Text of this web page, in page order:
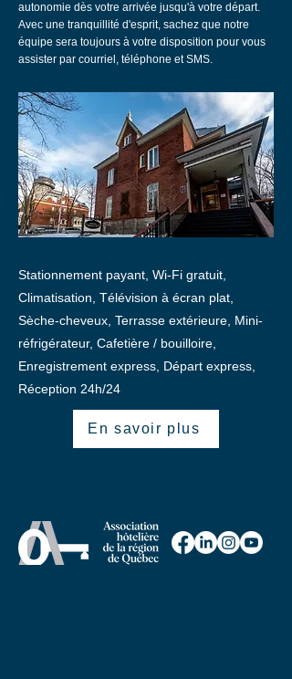
autonomie dès votre arrivée jusqu'à votre départ.
Avec une tranquillité d'esprit, sachez que notre
équipe sera toujours à votre disposition pour vous
assister par courriel, téléphone et SMS.
Stationnement payant, Wi-Fi gratuit,
Climatisation, Télévision à écran plat,
Sèche-cheveux, Terrasse extérieure, Mini-
réfrigérateur, Cafetière / bouilloire,
Enregistrement express, Départ express,
Réception 24h/24
En savoir plus